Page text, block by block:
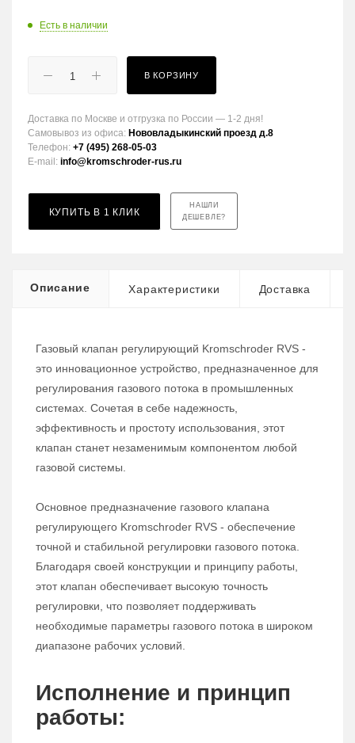
Есть в наличии
В КОРЗИНУ
Доставка по Москве и отгрузка по России — 1-2 дня!
Самовывоз из офиса: Нововладыкинский проезд д.8
Телефон: +7 (495) 268-05-03
E-mail: info@kromschroder-rus.ru
КУПИТЬ В 1 КЛИК
НАШЛИ
ДЕШЕВЛЕ?
Описание Характеристики Доставка
Газовый клапан регулирующий Kromschroder RVS -
это инновационное устройство, предназначенное для
регулирования газового потока в промышленных
системах. Сочетая в себе надежность,
эффективность и простоту использования, этот
клапан станет незаменимым компонентом любой
газовой системы.
Основное предназначение газового клапана
регулирующего Kromschroder RVS - обеспечение
точной и стабильной регулировки газового потока.
Благодаря своей конструкции и принципу работы,
этот клапан обеспечивает высокую точность
регулировки, что позволяет поддерживать
необходимые параметры газового потока в широком
диапазоне рабочих условий.
Исполнение и принцип
работы: